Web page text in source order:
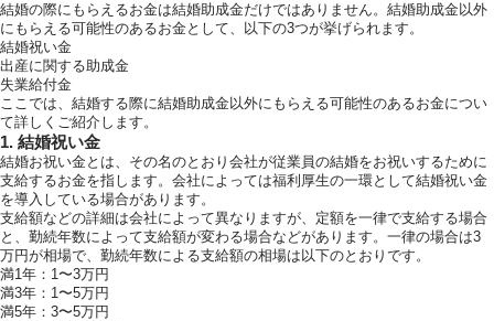
結婚の際にもらえるお金は結婚助成金だけではありません。結婚助成金以外
にもらえる可能性のあるお金として、以下の3つが挙げられます。
結婚祝い金
出産に関する助成金
失業給付金
ここでは、結婚する際に結婚助成金以外にもらえる可能性のあるお金につい
て詳しくご紹介します。
1. 結婚祝い金
結婚お祝い金とは、その名のとおり会社が従業員の結婚をお祝いするために
支給するお金を指します。会社によっては福利厚生の一環として結婚祝い金
を導入している場合があります。
支給額などの詳細は会社によって異なりますが、定額を一律で支給する場合
と、勤続年数によって支給額が変わる場合などがあります。一律の場合は3
万円が相場で、勤続年数による支給額の相場は以下のとおりです。
満1年：1〜3万円
満3年：1〜5万円
満5年：3〜5万円